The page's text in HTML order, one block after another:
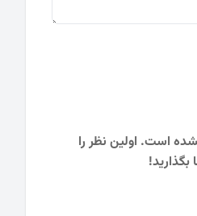
است. اولین نظر را
بگذارید!